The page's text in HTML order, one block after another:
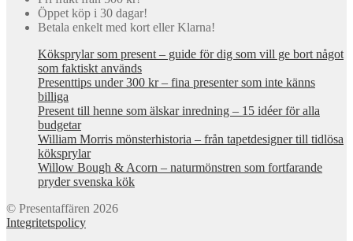
Öppet köp i 30 dagar!
Betala enkelt med kort eller Klarna!
Köksprylar som present – guide för dig som vill ge bort något
som faktiskt används
Presenttips under 300 kr – fina presenter som inte känns
billiga
Present till henne som älskar inredning – 15 idéer för alla
budgetar
William Morris mönsterhistoria – från tapetdesigner till tidlösa
köksprylar
Willow Bough & Acorn – naturmönstren som fortfarande
pryder svenska kök
© Presentaffären 2026
Integritetspolicy